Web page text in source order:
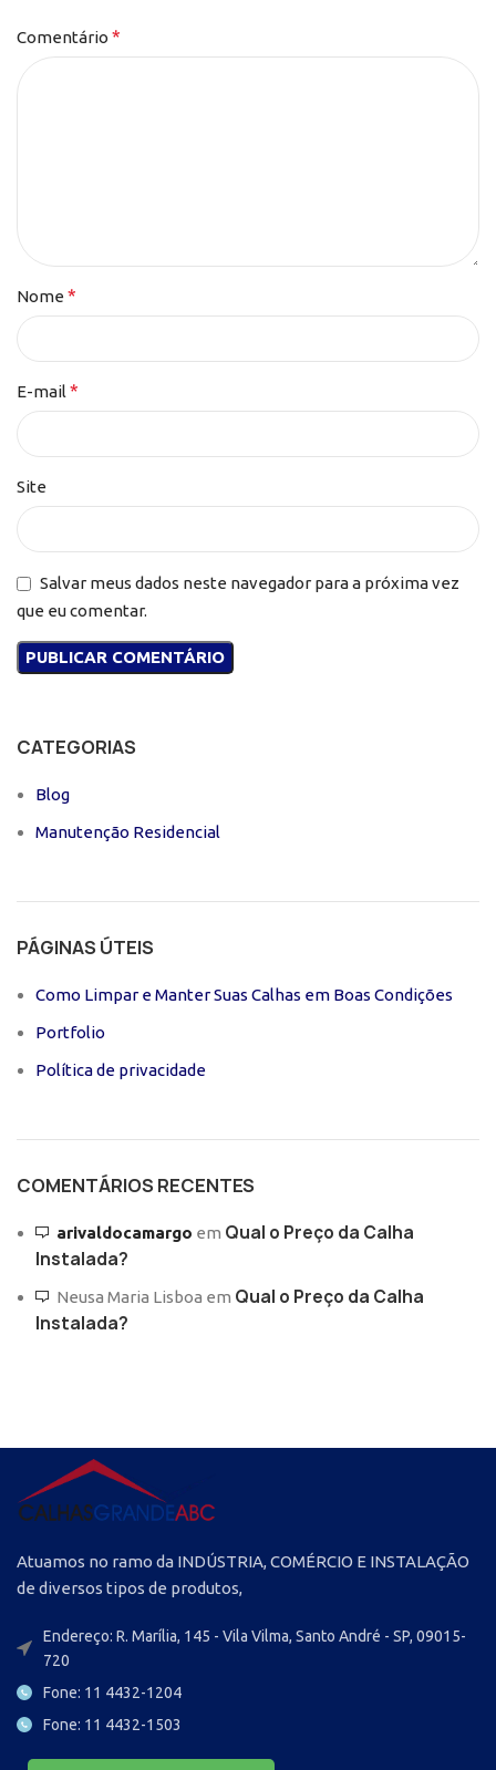
Comentário *
Nome *
E-mail *
Site
Salvar meus dados neste navegador para a próxima vez
que eu comentar.
CATEGORIAS
Blog
Manutenção Residencial
PÁGINAS ÚTEIS
Como Limpar e Manter Suas Calhas em Boas Condições
Portfolio
Política de privacidade
COMENTÁRIOS RECENTES
arivaldocamargo em Qual o Preço da Calha
Instalada?
Neusa Maria Lisboa em Qual o Preço da Calha
Instalada?
Atuamos no ramo da INDÚSTRIA, COMÉRCIO E INSTALAÇÃO
de diversos tipos de produtos,
Endereço: R. Marília, 145 - Vila Vilma, Santo André - SP, 09015-
720
Fone: 11 4432-1204
Fone: 11 4432-1503